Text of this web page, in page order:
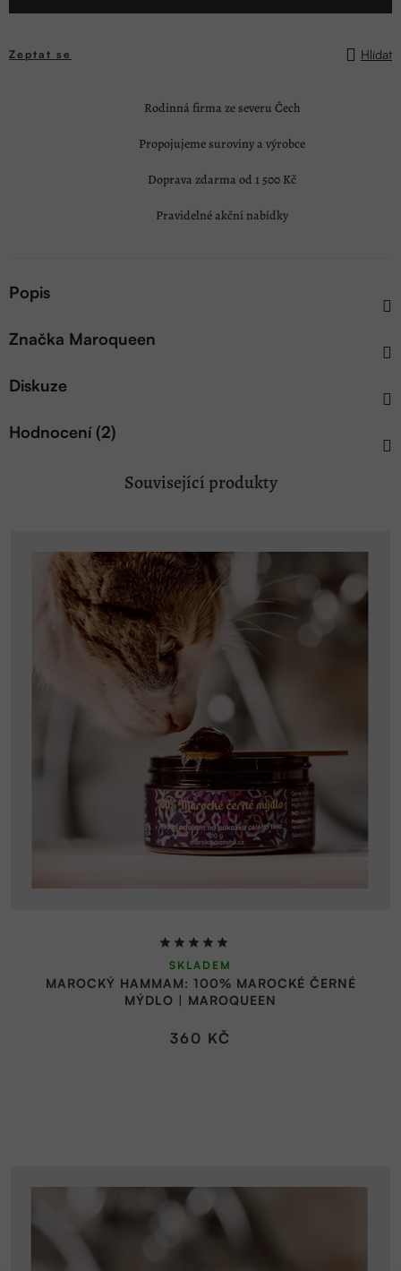
Zeptat se Hlídat
Rodinná firma ze severu Čech
Propojujeme suroviny a výrobce
Doprava zdarma od 1 500 Kč
Pravidelné akční nabídky
Popis
Značka Maroqueen
Diskuze
Hodnocení (2)
Související produkty
MAROCKÝ HAMMAM: 100% MAROCKÉ ČERNÉ
MÝDLO | MAROQUEEN
Průměrné
hodnocení
produktu
je
SKLADEM
360 KČ